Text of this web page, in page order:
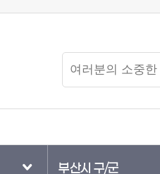
의견입력
부산시 구/군